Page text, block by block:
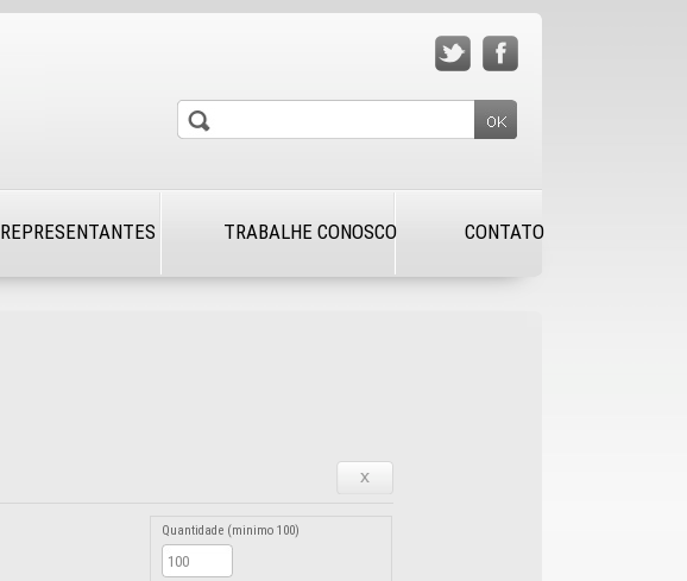
REPRESENTANTES TRABALHE CONOSCO CONTATO
Quantidade (minimo 100)